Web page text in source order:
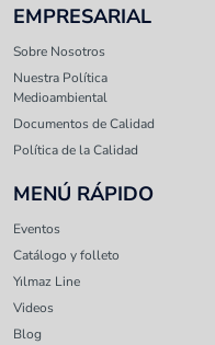
EMPRESARIAL
Sobre Nosotros
Nuestra Política
Medioambiental
Documentos de Calidad
Política de la Calidad
MENÚ RÁPIDO
Eventos
Catálogo y folleto
Yılmaz Line
Videos
Blog